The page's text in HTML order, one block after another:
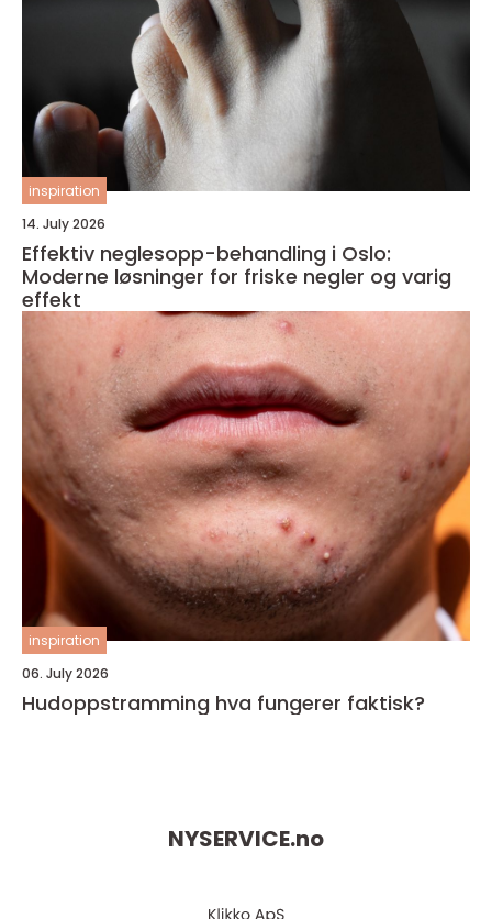
inspiration
14. July 2026
Effektiv neglesopp-behandling i Oslo:
Moderne løsninger for friske negler og varig
effekt
inspiration
06. July 2026
Hudoppstramming hva fungerer faktisk?
NYSERVICE.no